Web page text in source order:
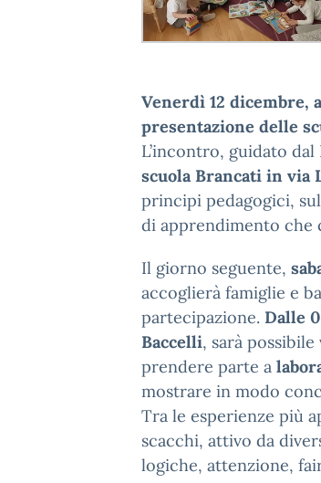
Venerdì 12 dicembre,
presentazione delle
L’incontro, guidato
scuola Brancati in via
principi pedagogici,
di apprendimento che
Il giorno seguente,
accoglierà famiglie e
partecipazione. Dalle
Baccelli, sarà
prendere parte a
mostrare in modo
Tra le esperienze più
scacchi, attivo da
logiche, attenzione,